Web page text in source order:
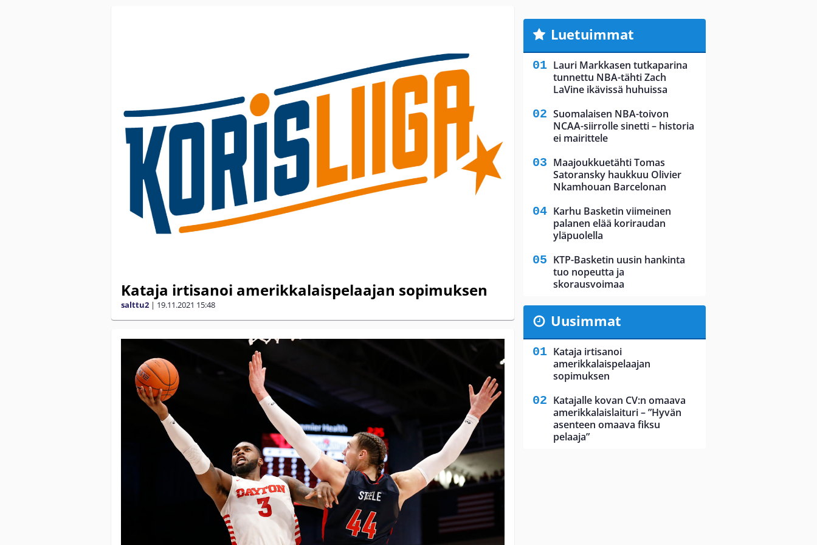
Kataja irtisanoi amerikkalaispelaajan sopimuksen
salttu2 | 19.11.2021 15:48
Luetuimmat
Lauri Markkasen tutkaparina
tunnettu NBA-tähti Zach
LaVine ikävissä huhuissa
Suomalaisen NBA-toivon
NCAA-siirrolle sinetti – historia
ei mairittele
Maajoukkuetähti Tomas
Satoransky haukkuu Olivier
Nkamhouan Barcelonan
Karhu Basketin viimeinen
palanen elää koriraudan
yläpuolella
KTP-Basketin uusin hankinta
tuo nopeutta ja
skorausvoimaa
Uusimmat
Kataja irtisanoi
amerikkalaispelaajan
sopimuksen
Katajalle kovan CV:n omaava
amerikkalaislaituri – ”Hyvän
asenteen omaava fiksu
pelaaja”